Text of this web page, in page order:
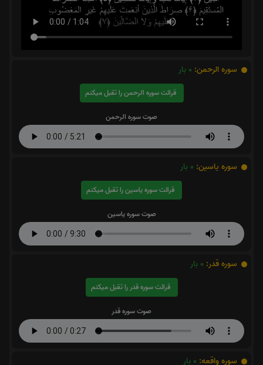
سوره الرحمن: 0 بار
قرائت سوره الرحمن را تقبل میکنم
صوت سوره الرحمن
سوره یاسین: 0 بار
قرائت سوره یاسین را تقبل میکنم
صوت سوره یاسین
سوره قدر: 0 بار
قرائت سوره قدر را تقبل میکنم
صوت سوره قدر
سوره واقعه: 0 بار